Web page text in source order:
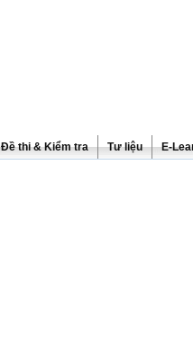
Đề thi & Kiểm tra Tư liệu E-